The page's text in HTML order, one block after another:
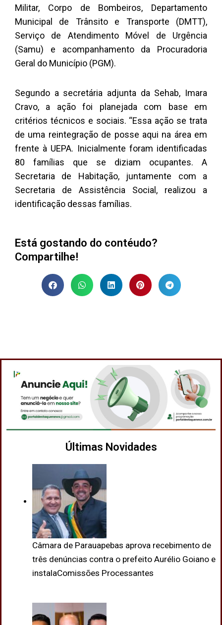
Militar, Corpo de Bombeiros, Departamento
Municipal de Trânsito e Transporte (DMTT),
Serviço de Atendimento Móvel de Urgência
(Samu) e acompanhamento da Procuradoria
Geral do Município (PGM).
Segundo a secretária adjunta da Sehab, Imara
Cravo, a ação foi planejada com base em
critérios técnicos e sociais. “Essa ação se trata
de uma reintegração de posse aqui na área em
frente à UEPA. Inicialmente foram identificadas
80 famílias que se diziam ocupantes. A
Secretaria de Habitação, juntamente com a
Secretaria de Assistência Social, realizou a
identificação dessas famílias.
Está gostando do contéudo?
Compartilhe!
Últimas Novidades
Câmara de Parauapebas aprova recebimento de
três denúncias contra o prefeito Aurélio Goiano e
instalaComissões Processantes